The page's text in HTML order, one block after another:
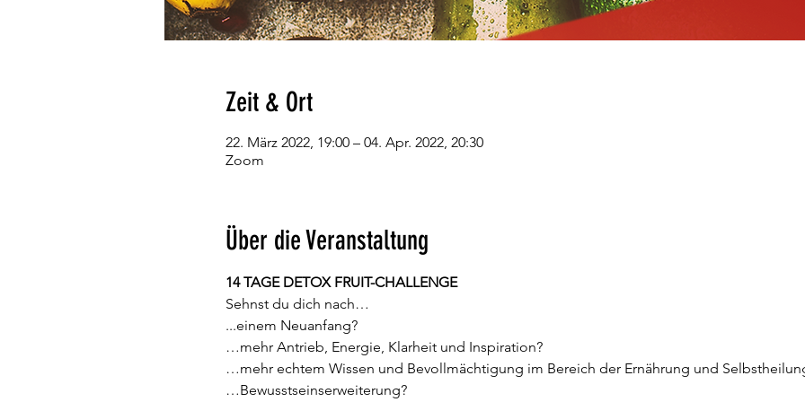
Zeit & Ort
22. März 2022, 19:00 – 04. Apr. 2022, 20:30
Zoom
Über die Veranstaltung
14 TAGE DETOX FRUIT-CHALLENGE
Sehnst du dich nach…
...einem Neuanfang?
…mehr Antrieb, Energie, Klarheit und Inspiration?
…mehr echtem Wissen und Bevollmächtigung im Bereich der Ernährung und
…Bewusstseinserweiterung?